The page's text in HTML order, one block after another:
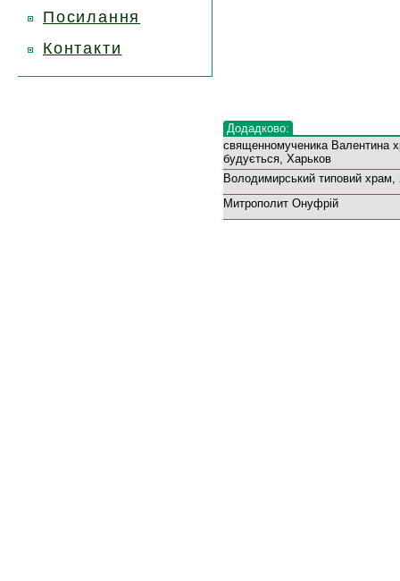
Посилання
Контакти
Додадково:
священномученика Валентина
будується, Харьков
Володимирський типовий храм,
Митрополит Онуфрій